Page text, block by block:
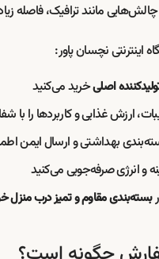
چالش‌هایی مانند ترافیک، فاصله‌
اینترنتی نچسان پاور:
اصلیخرید می‌کنید
ارزش غذایی و کاربردها را
بهداشتی و ارسال ایمن
و انرژی صرفه‌جویی می‌کنید
بسته‌بندی مقاوم و تمیز درب منزل